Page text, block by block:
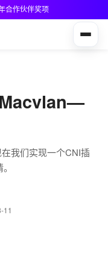
合作伙伴奖项
我们实现一个CNI插
11